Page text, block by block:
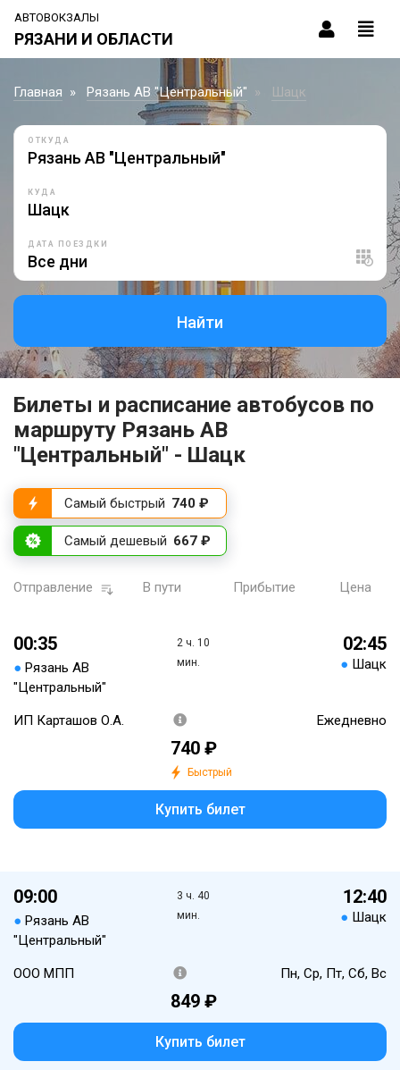
АВТОВОКЗАЛЫ
РЯЗАНИ И ОБЛАСТИ
Главная Рязань АВ "Центральный" Шацк
ОТКУДА
КУДА
ДАТА ПОЕЗДКИ
Найти
Билеты и расписание автобусов по
маршруту Рязань АВ
"Центральный" - Шацк
Самый быстрый 740 ₽
Самый дешевый 667 ₽
Отправление В пути Прибытие Цена
00:35
● Рязань АВ
"Центральный"
2 ч. 10
мин.
02:45
● Шацк
ИП Карташов О.А. Ежедневно
740 ₽
Быстрый
Купить билет
09:00
● Рязань АВ
"Центральный"
3 ч. 40
мин.
12:40
● Шацк
ООО МПП Пн, Ср, Пт, Сб, Вс
849 ₽
Купить билет